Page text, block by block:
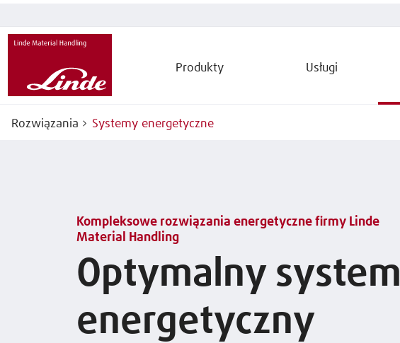
Produkty Usługi
Rozwiązania Systemy energetyczne
Kompleksowe rozwiązania energetyczne firmy Linde
Material Handling
Optymalny system
energetyczny